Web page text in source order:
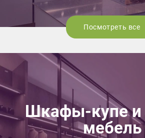
Посмотреть все
Шкафы-купе и
мебель